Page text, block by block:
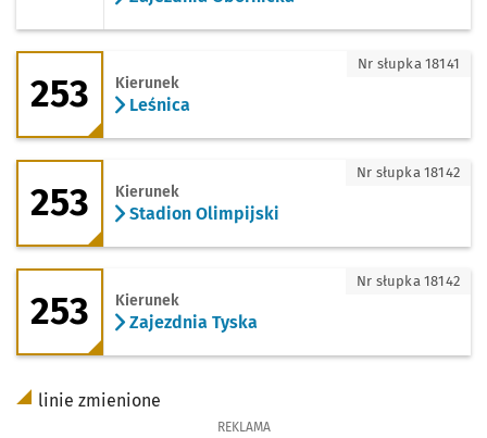
253 - kierunek Leśnica
253 Kierunek
Leśnica
Nr słupka 18141
253 - kierunek Stadion Olimpijski
253 Kierunek
Stadion Olimpijski
Nr słupka 18142
253 - kierunek Zajezdnia Tyska
253 Kierunek
Zajezdnia Tyska
Nr słupka 18142
linie zmienione
REKLAMA